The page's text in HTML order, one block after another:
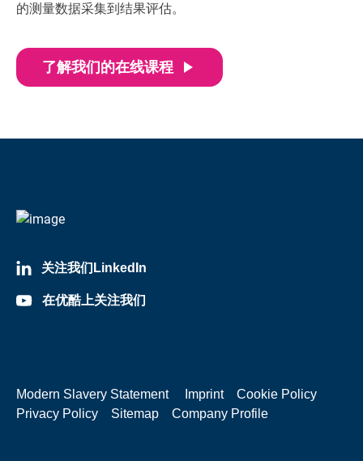
的测量数据采集到结果评估。
了解我们的在线课程 play_arrow
关注我们LinkedIn
在优酷上关注我们
Modern Slavery Statement Imprint
Cookie Policy
Privacy Policy
Sitemap Company Profile